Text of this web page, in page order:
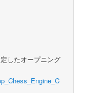
したオープニング